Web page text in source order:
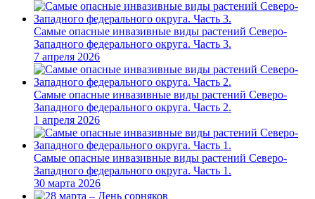
Самые опасные инвазивные виды растений Северо-
Западного федерального округа. Часть 3.
7 апреля 2026
Самые опасные инвазивные виды растений Северо-
Западного федерального округа. Часть 2.
1 апреля 2026
Самые опасные инвазивные виды растений Северо-
Западного федерального округа. Часть 1.
30 марта 2026